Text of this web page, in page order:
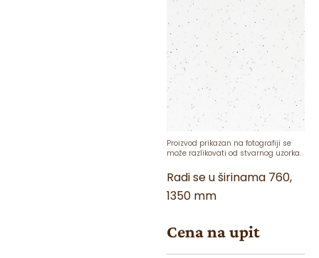
Proizvod prikazan na fotografiji se
može razlikovati od stvarnog uzorka.
Radi se u širinama 760,
1350 mm
Cena na upit